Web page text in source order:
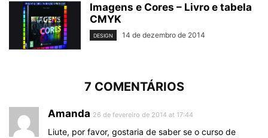
Imagens e Cores – Livro e tabela
CMYK
DESIGN 14 de dezembro de 2014
7 COMENTÁRIOS
Amanda 26 de fevereiro de 2014 at 17:44
Liute, por favor, gostaria de saber se o curso de